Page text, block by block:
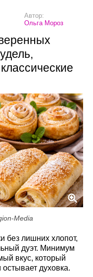
Автор:
Ольга Мороз
Media
без лишних хлопот,
дуэт. Минимум
вкус, который
остывает духовка.